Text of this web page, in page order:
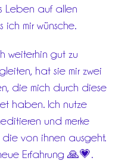
Leben auf allen
ich mir wünsche.
weiterhin gut zu
hat sie mir zwei
die mich durch diese
haben. Ich nutze
und merke
von ihnen ausgeht.
Erfahrung 🙏💗.